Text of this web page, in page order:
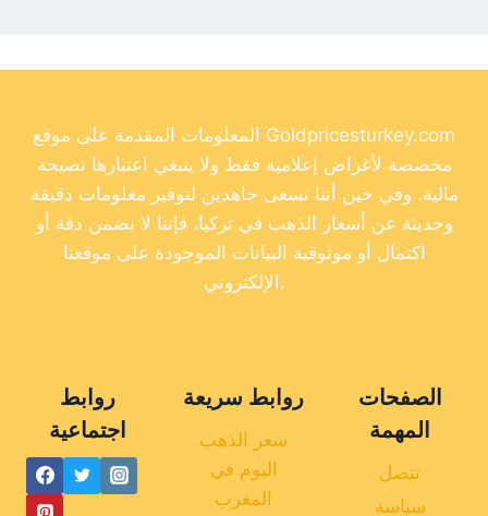
المعلومات المقدمة على موقع Goldpricesturkey.com
مخصصة لأغراض إعلامية فقط ولا ينبغي اعتبارها نصيحة
مالية. وفي حين أننا نسعى جاهدين لتوفير معلومات دقيقة
وحديثة عن أسعار الذهب في تركيا، فإننا لا نضمن دقة أو
اكتمال أو موثوقية البيانات الموجودة على موقعنا
الإلكتروني.
روابط
اجتماعية
روابط سريعة
سعر الذهب
اليوم في
المغرب
الصفحات
المهمة
تنصل
سياسة